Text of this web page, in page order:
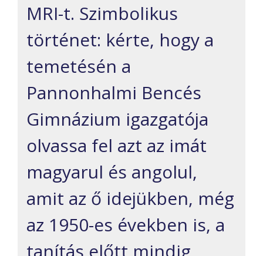
MRI-t. Szimbolikus
történet: kérte, hogy a
temetésén a
Pannonhalmi Bencés
Gimnázium igazgatója
olvassa fel azt az imát
magyarul és angolul,
amit az ő idejükben, még
az 1950-es években is, a
tanítás előtt mindig